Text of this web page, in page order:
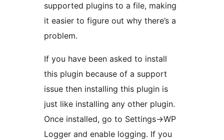
supported plugins to a file, making
it easier to figure out why there’s a
problem.
If you have been asked to install
this plugin because of a support
issue then installing this plugin is
just like installing any other plugin.
Once installed, go to Settings->WP
Logger and enable logging. If you